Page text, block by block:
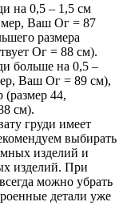
на 0,5 – 1,5 см
Ваш Ог = 87
размера
Ог = 88 см).
больше на 0,5 –
Ваш Ог = 89 см),
(размер 44,
см).
груди имеет
выбирать
изделий и
изделий. При
можно убрать
детали уже